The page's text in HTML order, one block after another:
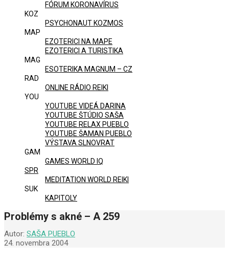
FÓRUM KORONAVÍRUS
KOZ
PSYCHONAUT KOZMOS
MAP
EZOTERICI NA MAPE
EZOTERICI A TURISTIKA
MAG
ESOTERIKA MAGNUM – CZ
RAD
ONLINE RÁDIO REIKI
YOU
YOUTUBE VIDEÁ DARINA
YOUTUBE ŠTÚDIO SAŠA
YOUTUBE RELAX PUEBLO
YOUTUBE ŠAMAN PUEBLO
VÝSTAVA SLNOVRAT
GAM
GAMES WORLD IQ
SPR
MEDITATION WORLD REIKI
SUK
KAPITOLY
Problémy s akné – A 259
Autor: SAŠA PUEBLO
24. novembra 2004